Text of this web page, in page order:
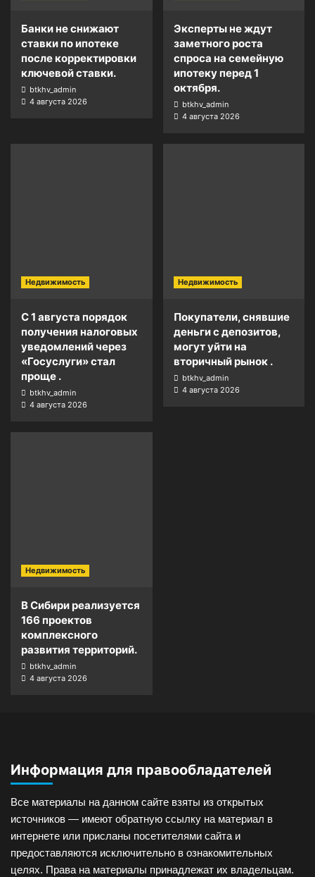
Банки не снижают
ставки по ипотеке
после корректировки
ключевой ставки.
btkhv_admin
4 августа 2026
Эксперты не ждут
заметного роста
спроса на семейную
ипотеку перед 1
октября.
btkhv_admin
4 августа 2026
Недвижимость
С 1 августа порядок
получения налоговых
уведомлений через
«Госуслуги» стал
проще .
btkhv_admin
4 августа 2026
Недвижимость
Покупатели, снявшие
деньги с депозитов,
могут уйти на
вторичный рынок .
btkhv_admin
4 августа 2026
Недвижимость
В Сибири реализуется
166 проектов
комплексного
развития территорий.
btkhv_admin
4 августа 2026
Информация для правообладателей
Все материалы на данном сайте взяты из открытых
источников — имеют обратную ссылку на материал в
интернете или присланы посетителями сайта и
предоставляются исключительно в ознакомительных
целях. Права на материалы принадлежат их владельцам.